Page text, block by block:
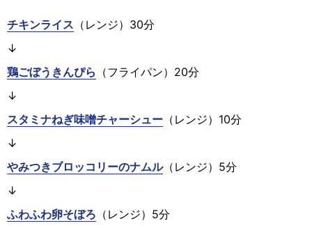
チキンライス （レンジ）30分
↓
鶏ごぼうきんぴら （フライパン）20分
↓
スタミナねぎ味噌チャーシュー （レンジ）10分
↓
やみつきブロッコリーのナムル（レンジ）5分
↓
ふわふわ卵そぼろ （レンジ）5分